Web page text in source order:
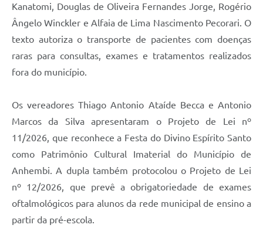
Kanatomi, Douglas de Oliveira Fernandes Jorge, Rogério
Ângelo Winckler e Alfaia de Lima Nascimento Pecorari. O
texto autoriza o transporte de pacientes com doenças
raras para consultas, exames e tratamentos realizados
fora do município.
Os vereadores Thiago Antonio Ataíde Becca e Antonio
Marcos da Silva apresentaram o Projeto de Lei nº
11/2026, que reconhece a Festa do Divino Espírito Santo
como Patrimônio Cultural Imaterial do Município de
Anhembi. A dupla também protocolou o Projeto de Lei
nº 12/2026, que prevê a obrigatoriedade de exames
oftalmológicos para alunos da rede municipal de ensino a
partir da pré-escola.